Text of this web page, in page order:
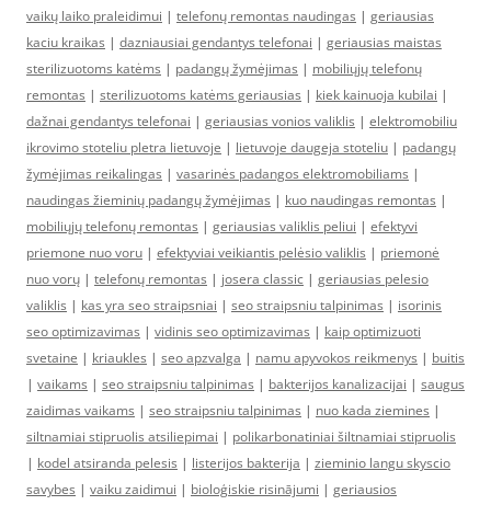
vaikų laiko praleidimui | telefonų remontas naudingas | geriausias
kaciu kraikas | dazniausiai gendantys telefonai | geriausias maistas
sterilizuotoms katėms | padangų žymėjimas | mobiliųjų telefonų
remontas | sterilizuotoms katėms geriausias | kiek kainuoja kubilai |
dažnai gendantys telefonai | geriausias vonios valiklis | elektromobiliu
ikrovimo stoteliu pletra lietuvoje | lietuvoje daugeja stoteliu | padangų
žymėjimas reikalingas | vasarinės padangos elektromobiliams |
naudingas žieminių padangų žymėjimas | kuo naudingas remontas |
mobiliųjų telefonų remontas | geriausias valiklis peliui | efektyvi
priemone nuo voru | efektyviai veikiantis pelėsio valiklis | priemonė
nuo vorų | telefonų remontas | josera classic | geriausias pelesio
valiklis | kas yra seo straipsniai | seo straipsniu talpinimas | isorinis
seo optimizavimas | vidinis seo optimizavimas | kaip optimizuoti
svetaine | kriaukles | seo apzvalga | namu apyvokos reikmenys | buitis
| vaikams | seo straipsniu talpinimas | bakterijos kanalizacijai | saugus
zaidimas vaikams | seo straipsniu talpinimas | nuo kada ziemines |
siltnamiai stipruolis atsiliepimai | polikarbonatiniai šiltnamiai stipruolis
| kodel atsiranda pelesis | listerijos bakterija | zieminio langu skyscio
savybes | vaiku zaidimui | bioloģiskie risinājumi | geriausios